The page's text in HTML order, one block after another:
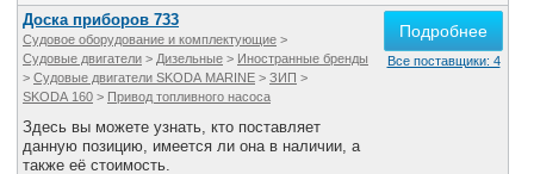
Доска приборов 733
Судовое оборудование и комплектующие >
Судовые двигатели > Дизельные > Иностранные бренды
> Судовые двигатели SKODA MARINE > ЗИП >
SKODA 160 > Привод топливного насоса
Здесь вы можете узнать, кто поставляет
данную позицию, имеется ли она в наличии, а
также её стоимость.
Подробнее
Все поставщики: 4